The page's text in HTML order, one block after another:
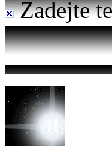
Zadejte